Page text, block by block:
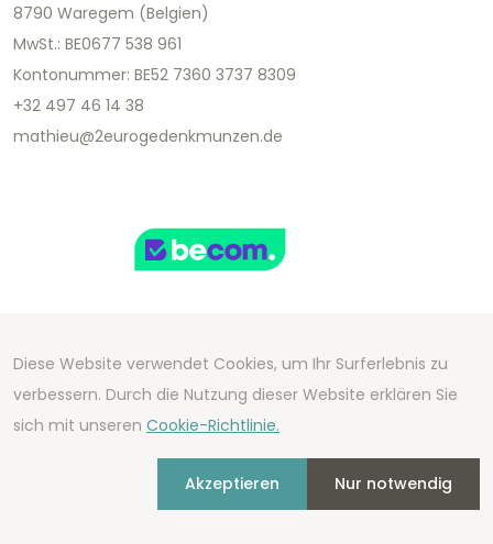
8790 Waregem (Belgien)
MwSt.: BE0677 538 961
Kontonummer: BE52 7360 3737 8309
+32 497 46 14 38
mathieu@2eurogedenkmunzen.de
Copyright 2026 We Can Do Better Online BV
Development by2mprove- Content by
2eurogedenkmunzen.de
Diese Website verwendet Cookies, um Ihr Surferlebnis zu
verbessern. Durch die Nutzung dieser Website erklären Sie
sich mit unseren Cookie-Richtlinie.
Akzeptieren Nur notwendig